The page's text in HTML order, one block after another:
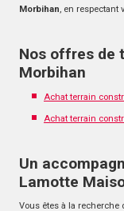
Morbihan, en respectant
Nos offres de
Morbihan
Achat terrain
Achat terrain
Un
Lamotte
Vous êtes à la recherche